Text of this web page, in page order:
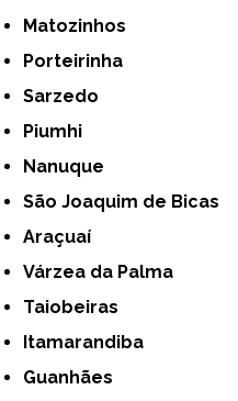
Matozinhos
Porteirinha
Sarzedo
Piumhi
Nanuque
São Joaquim de Bicas
Araçuaí
Várzea da Palma
Taiobeiras
Itamarandiba
Guanhães